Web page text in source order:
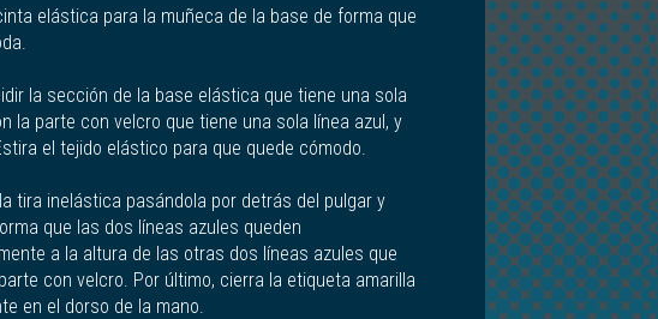
elástica para la muñeca de la base de forma que
la sección de la base elástica que tiene una sola
la parte con velcro que tiene una sola línea azul, y
el tejido elástico para que quede cómodo.
tira inelástica pasándola por detrás del pulgar y
que las dos líneas azules queden
a la altura de las otras dos líneas azules que
con velcro. Por último, cierra la etiqueta amarilla
en el dorso de la mano.